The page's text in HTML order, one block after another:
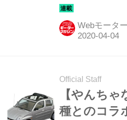
ら、一体どうし
なるクルマまで
を改めて俯瞰し
Webモータ
Official Staff
【やんち
種とのコラ